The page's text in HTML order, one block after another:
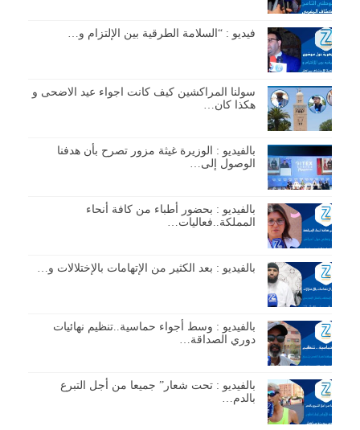
فيديو : “السلامة الطرقية بين الإلتزام و…
سولنا المراكشين كيف كانت اجواء عيد الاضحى و
هكذا كان…
بالفيديو : الوزيرة غيثة مزور تصرح بأن هدفنا
الوصول إلى…
بالفيديو : بحضور أطباء من كافة أنحاء
المملكة..فعاليات…
بالفيديو : بعد الكثير من الإتهامات بالإختلالات و…
بالفيديو : وسط أجواء حماسية..تنظيم نهائيات
دوري الصداقة…
بالفيديو : تحت شعار” جميعا من أجل التبرع
بالدم…